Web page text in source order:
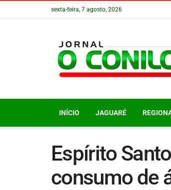
sexta-feira, 7 agosto, 2026
INÍCIO JAGUARÉ
Espírito
consumo de